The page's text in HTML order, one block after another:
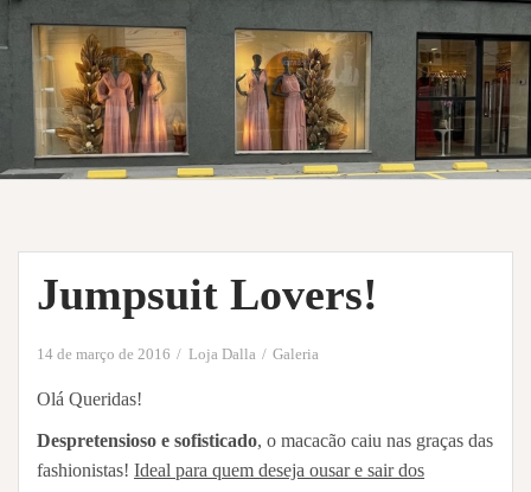
Jumpsuit Lovers!
14 de março de 2016 Loja Dalla Galeria
Olá Queridas!
Despretensioso e sofisticado, o macacão caiu nas graças das
fashionistas! Ideal para quem deseja ousar e sair dos